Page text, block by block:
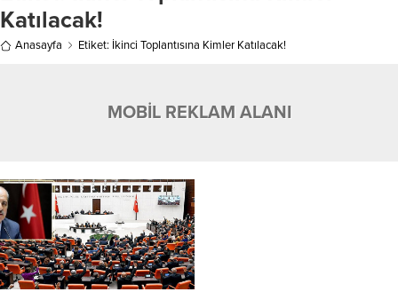
Katılacak!
Anasayfa Etiket: İkinci Toplantısına Kimler Katılacak!
MOBİL REKLAM ALANI